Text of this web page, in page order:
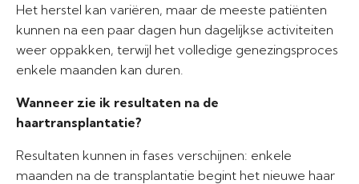
Het herstel kan variëren, maar de meeste patiënten
kunnen na een paar dagen hun dagelijkse activiteiten
weer oppakken, terwijl het volledige genezingsproces
enkele maanden kan duren.
Wanneer zie ik resultaten na de
haartransplantatie?
Resultaten kunnen in fases verschijnen: enkele
maanden na de transplantatie begint het nieuwe haar